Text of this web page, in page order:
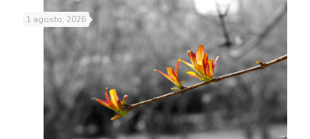
1 agosto, 2026